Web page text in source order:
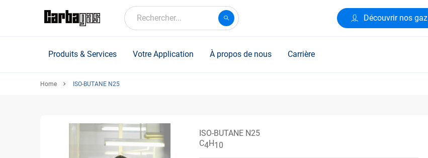
Rechercher... Découvrir nos gaz
Produits & Services Votre Application À propos de nous Carrière
Home ISO-BUTANE N25
ISO-BUTANE N25
C4H10